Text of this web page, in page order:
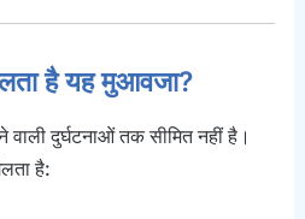
है यह मुआवजा?
दुर्घटनाओं तक सीमित नहीं है।
है: